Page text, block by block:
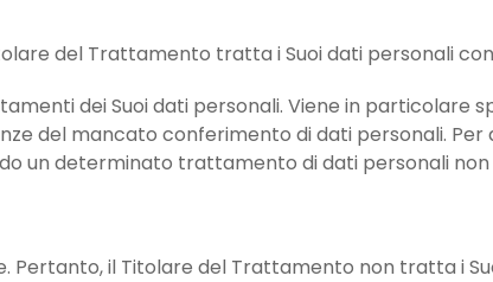
del Trattamento tratta i Suoi dati personali
dei Suoi dati personali. Viene in particolare
del mancato conferimento di dati personali. Per
un determinato trattamento di dati personali
Pertanto, il Titolare del Trattamento non tratta i